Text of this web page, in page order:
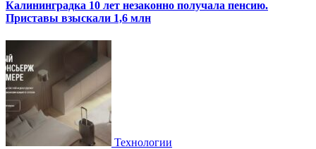
Калининградка 10 лет незаконно получала пенсию.
Приставы взыскали 1,6 млн
Технологии